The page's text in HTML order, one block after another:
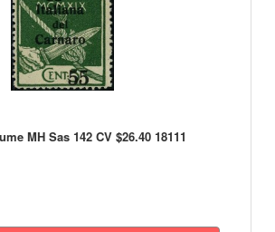
MH Sas 142 CV $26.40 18111